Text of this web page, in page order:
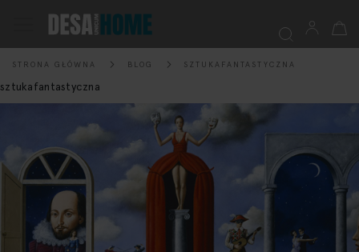
Mój
STRONA GŁÓWNA BLOG SZTUKAFANTASTYCZNA
sztukafantastyczna